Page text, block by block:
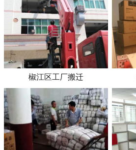
椒江区工厂搬迁